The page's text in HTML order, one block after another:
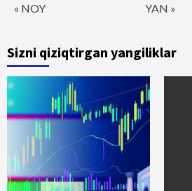
« NOY YAN »
Sizni qiziqtirgan yangiliklar